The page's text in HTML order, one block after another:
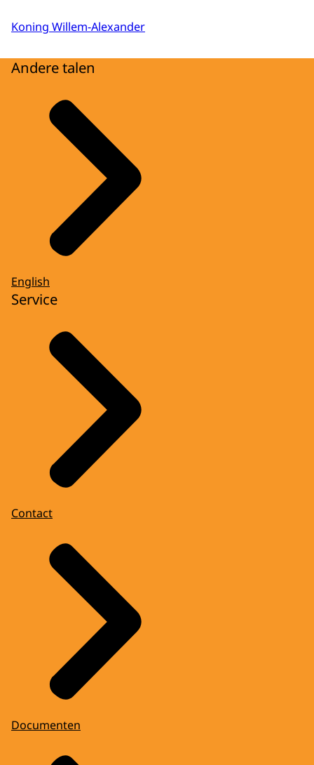
Koning Willem-Alexander
Andere talen
English
Service
Contact
Documenten